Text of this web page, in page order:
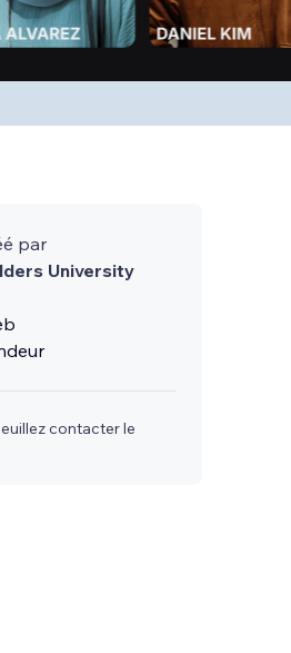
par
University
contacter le